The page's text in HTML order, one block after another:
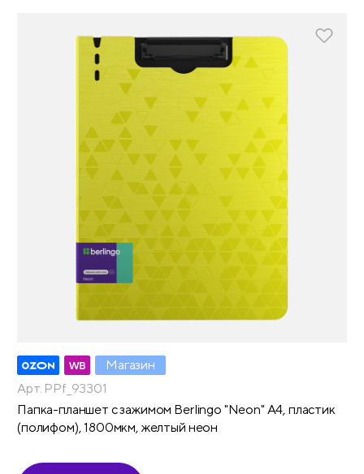
Магазин
Арт. PPf_93301
Папка-планшет с зажимом Berlingo "Neon" А4, пластик
(полифом), 1800мкм, желтый неон